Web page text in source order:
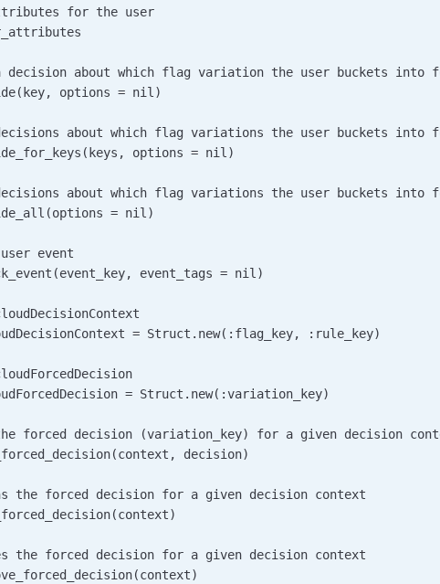
for the user
decision about which flag variation the user buckets
options = nil)
about which flag variations the user buckets
options = nil)
about which flag variations the user buckets
= nil)
user event
event_tags = nil)
= Struct.new(:flag_key,
= Struct.new(:variation_key)
forced decision (variation_key) for a given decision
decision)
the forced decision for a given decision context
the forced decision for a given decision context